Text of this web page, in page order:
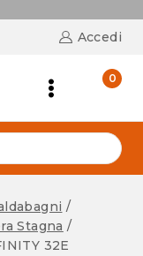
Accedi
0
/
Stagna /
32E